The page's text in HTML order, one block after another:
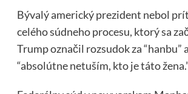
Bývalý americký prezident nebol
celého súdneho procesu, ktorý sa
Trump označil rozsudok za “hanbu”
“absolútne netuším, kto je táto